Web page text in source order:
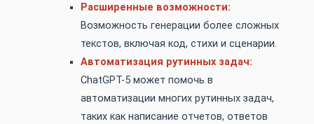
Расширенные возможности:
Возможность генерации более сложных
текстов, включая код, стихи и сценарии.
Автоматизация рутинных задач:
ChatGPT-5 может помочь в
автоматизации многих рутинных задач,
таких как написание отчетов, ответов